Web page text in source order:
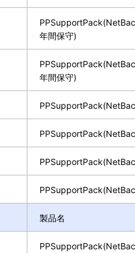
年間保守)
年間保守)
製品名